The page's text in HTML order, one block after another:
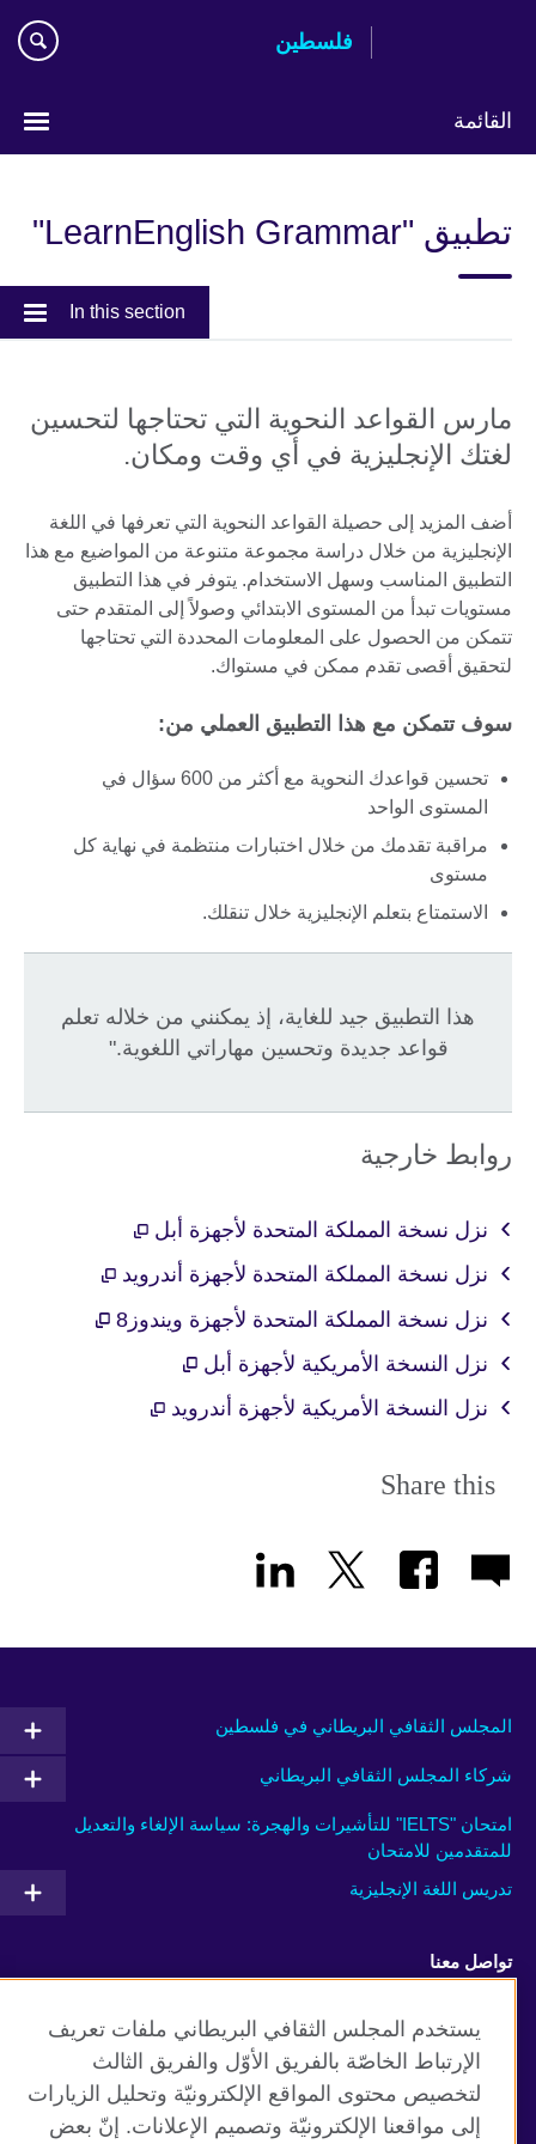
فلسطين
القائمة
language
تطبيق "LearnEnglish Grammar"
In this section
مارس القواعد النحوية التي تحتاجها لتحسين
لغتك الإنجليزية في أي وقت ومكان.
أضف المزيد إلى حصيلة القواعد النحوية التي تعرفها في اللغة
الإنجليزية من خلال دراسة مجموعة متنوعة من المواضيع مع هذا
التطبيق المناسب وسهل الاستخدام. يتوفر في هذا التطبيق
مستويات تبدأ من المستوى الابتدائي وصولاً إلى المتقدم حتى
تتمكن من الحصول على المعلومات المحددة التي تحتاجها
لتحقيق أقصى تقدم ممكن في مستواك.
سوف تتمكن مع هذا التطبيق العملي من:
تحسين قواعدك النحوية مع أكثر من 600 سؤال في
المستوى الواحد
مراقبة تقدمك من خلال اختبارات منتظمة في نهاية كل
مستوى
الاستمتاع بتعلم الإنجليزية خلال تنقلك.
هذا التطبيق جيد للغاية، إذ يمكنني من خلاله تعلم
قواعد جديدة وتحسين مهاراتي اللغوية."
روابط خارجية
نزل نسخة المملكة المتحدة لأجهزة أبل
نزل نسخة المملكة المتحدة لأجهزة أندرويد
نزل نسخة المملكة المتحدة لأجهزة ويندوز8
نزل النسخة الأمريكية لأجهزة أبل
نزل النسخة الأمريكية لأجهزة أندرويد
Share this
المجلس الثقافي البريطاني في فلسطين
شركاء المجلس الثقافي البريطاني
امتحان "IELTS" للتأشيرات والهجرة: سياسة الإلغاء والتعديل
للمتقدمين للامتحان
تدريس اللغة الإنجليزية
تواصل معنا
Facebook Twitter
Youtube TikTok
يستخدم المجلس الثقافي البريطاني ملفات تعريف
الإرتباط الخاصّة بالفريق الأوّل والفريق الثالث
لتخصيص محتوى المواقع الإلكترونيّة وتحليل الزيارات
إلى مواقعنا الإلكترونيّة وتصميم الإعلانات. إنّ بعض